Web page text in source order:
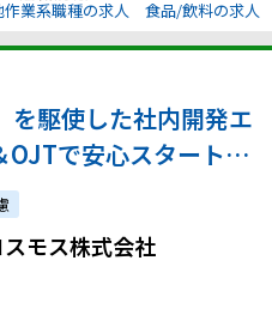
業系職種の求人 食品/飲料の求人
を駆使した社内開発エ
OJTで安心スタート◆
スモス株式会社